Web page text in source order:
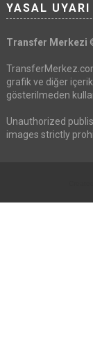
YASAL UYARI
Transfer Merkezi
grafik ve diğer
gösterilmeden
Unauthorized
images strictly